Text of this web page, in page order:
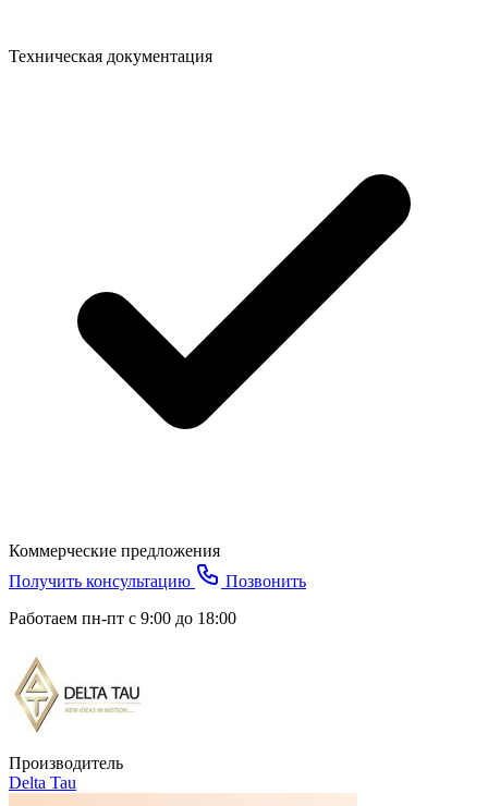
Техническая документация
Коммерческие предложения
Получить консультацию
Позвонить
Работаем пн-пт с 9:00 до 18:00
Производитель
Delta Tau